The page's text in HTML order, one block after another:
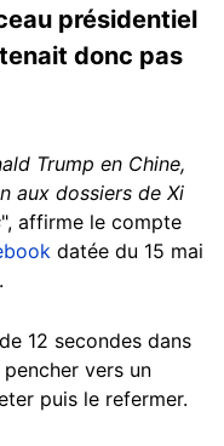
présidentiel
donc pas
Trump en Chine,
aux dossiers de Xi
", affirme le compte
datée du 15 mai
12 secondes dans
vers un
puis le refermer.